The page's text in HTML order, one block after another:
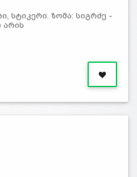
სტიკერი. ზომა: სიგრძე -
არის